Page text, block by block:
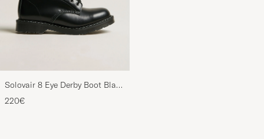
Solovair 8 Eye Derby Boot Black
Shine
220€